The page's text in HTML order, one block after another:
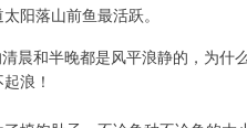
阳落山前鱼最活跃。
晨和半晚都是风平浪静的，为什
浪！